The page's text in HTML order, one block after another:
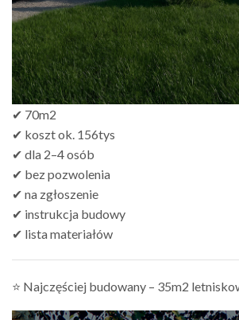
✔ 70m2
✔ koszt ok. 156tys
✔ dla 2–4 osób
✔ bez pozwolenia
✔ na zgłoszenie
✔ instrukcja budowy
✔ lista materiałów
⭐ Najczęściej budowany – 35m2